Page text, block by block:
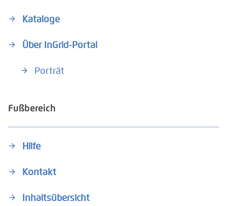
Kataloge
Über InGrid-Portal
Porträt
Fußbereich
Hilfe
Kontakt
Inhaltsübersicht